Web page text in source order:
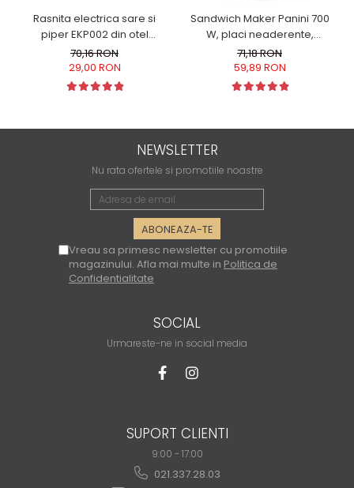
Rasnita electrica sare si
piper EKP002 din otel
inoxidabil cu camere
depozitare transparente,
control finetea macinarii
70,16 RON
29,00 RON
Sandwich Maker Panini 700
W, placi neaderente,
indicator LED culoare alba
71,18 RON
59,89 RON
NEWSLETTER
Nu rata ofertele si promotiile noastre
Vreau sa primesc newsletter cu promotiile
magazinului. Afla mai multe in Politica de
Confidentialitate
SOCIAL
Urmareste-ne in social media
SUPORT CLIENTI
9:00 - 17:00
021.337.28.03